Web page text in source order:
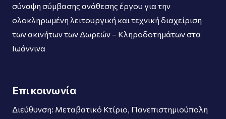
σύναψη σύμβασης ανάθεσης έργου για την
ολοκληρωμένη λειτουργική και τεχνική διαχείριση
των ακινήτων των Δωρεών – Κληροδοτημάτων στα
Ιωάννινα
Επικοινωνία
Διεύθυνση: Μεταβατικό Κτίριο, Πανεπιστημιούπολη